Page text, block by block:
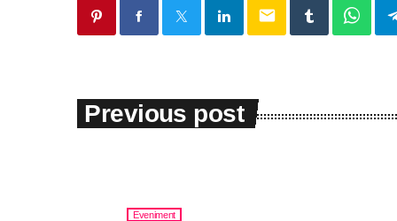
email
Previous post
Eveniment